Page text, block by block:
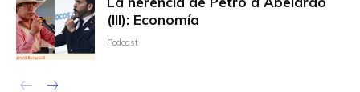
(III): Economía
Podcast